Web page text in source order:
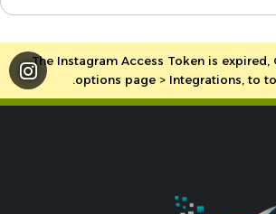
The Instagram Access Token is expired,
options page > Integrations, to